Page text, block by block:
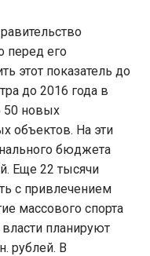
перед его
этот показатель до
до 2016 года в
50 новых
объектов. На эти
бюджета
Еще 22 тысячи
с привлечением
массового спорта
планируют
рублей. В